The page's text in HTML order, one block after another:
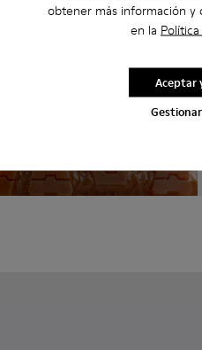
obtener más información
en la
Aceptar
Desde el carril rápido a nuestro
calzado, las suelas con
tecnología avanzada de